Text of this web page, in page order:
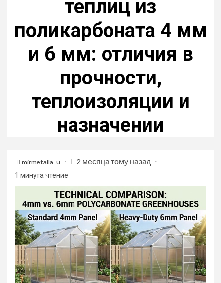
теплиц из
поликарбоната 4 мм
и 6 мм: отличия в
прочности,
теплоизоляции и
назначении
mirmetalla_u 2 месяца тому назад
1 минута чтение